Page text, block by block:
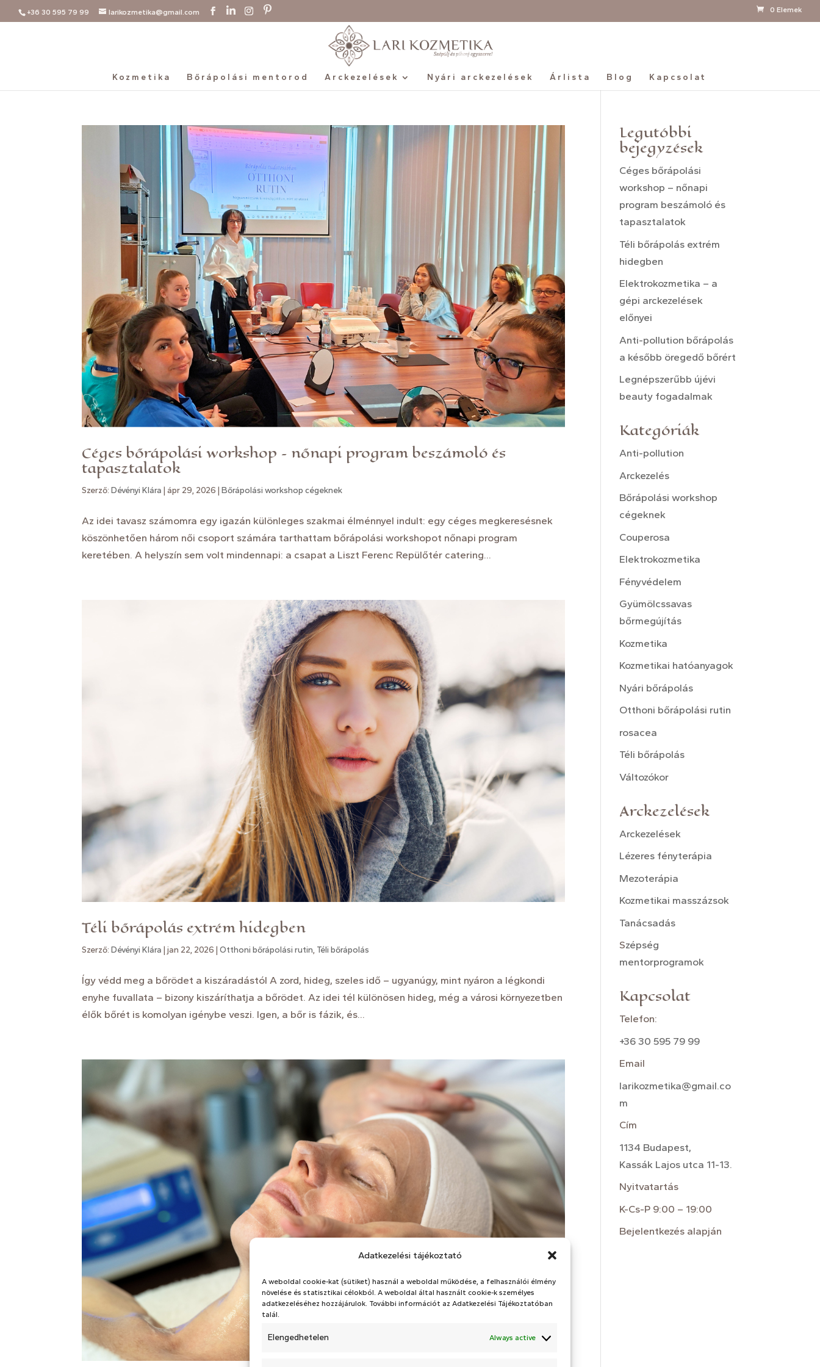
Adatkezelési tájékoztató
A weboldal cookie-kat (sütiket) használ a weboldal működése, a felhasználói élmény
növelése és statisztikai célokból. A weboldal által használt cookie-k személyes
adatkezeléséhez hozzájárulok. További információt az Adatkezelési Tájékoztatóban
talál.
Elengedhetelen Always active
+36 30 595 79 99 larikozmetika@gmail.com 0 Elemek
Kozmetika Bőrápolási mentorod Arckezelések Nyári arckezelések Árlista Blog Kapcsolat
Céges bőrápolási workshop – nőnapi program beszámoló és
tapasztalatok
Szerző:Dévényi Klára |ápr 29, 2026 |Bőrápolási workshop cégeknek
Az idei tavasz számomra egy igazán különleges szakmai élménnyel indult: egy céges megkeresésnek
köszönhetően három női csoport számára tarthattam bőrápolási workshopot nőnapi program
keretében. A helyszín sem volt mindennapi: a csapat a Liszt Ferenc Repülőtér catering...
Téli bőrápolás extrém hidegben
Szerző:Dévényi Klára |jan 22, 2026 |Otthoni bőrápolási rutin, Téli bőrápolás
Így védd meg a bőrödet a kiszáradástól A zord, hideg, szeles idő – ugyanúgy, mint nyáron a légkondi
enyhe fuvallata – bizony kiszáríthatja a bőrödet. Az idei tél különösen hideg, még a városi környezetben
élők bőrét is komolyan igénybe veszi. Igen, a bőr is fázik, és...
Legutóbbi
bejegyzések
Céges bőrápolási
workshop – nőnapi
program beszámoló és
tapasztalatok
Téli bőrápolás extrém
hidegben
Elektrokozmetika – a
gépi arckezelések
előnyei
Anti-pollution bőrápolás
a később öregedő bőrért
Legnépszerűbb újévi
beauty fogadalmak
Kategóriák
Anti-pollution
Arckezelés
Bőrápolási workshop
cégeknek
Couperosa
Elektrokozmetika
Fényvédelem
Gyümölcssavas
bőrmegújítás
Kozmetika
Kozmetikai hatóanyagok
Nyári bőrápolás
Otthoni bőrápolási rutin
rosacea
Téli bőrápolás
Változókor
Arckezelések
Arckezelések
Lézeres fényterápia
Mezoterápia
Kozmetikai masszázsok
Tanácsadás
Szépség
mentorprogramok
Kapcsolat
Telefon:
+36 30 595 79 99
Email
larikozmetika@gmail.co
m
Cím
1134 Budapest,
Kassák Lajos utca 11-13.
Nyitvatartás
K-Cs-P 9:00 – 19:00
Bejelentkezés alapján